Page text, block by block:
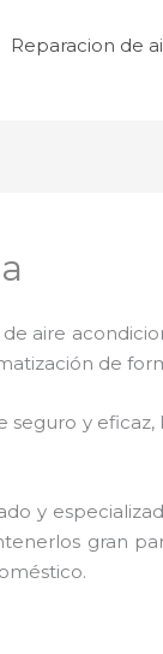
Reparacion de
aire
de
y
y
gran